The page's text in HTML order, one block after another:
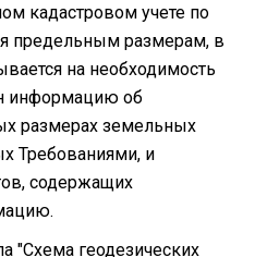
кадастровом учете по
предельным размерам, в
на необходимость
информацию об
размерах земельных
Требованиями, и
содержащих
"Схема геодезических